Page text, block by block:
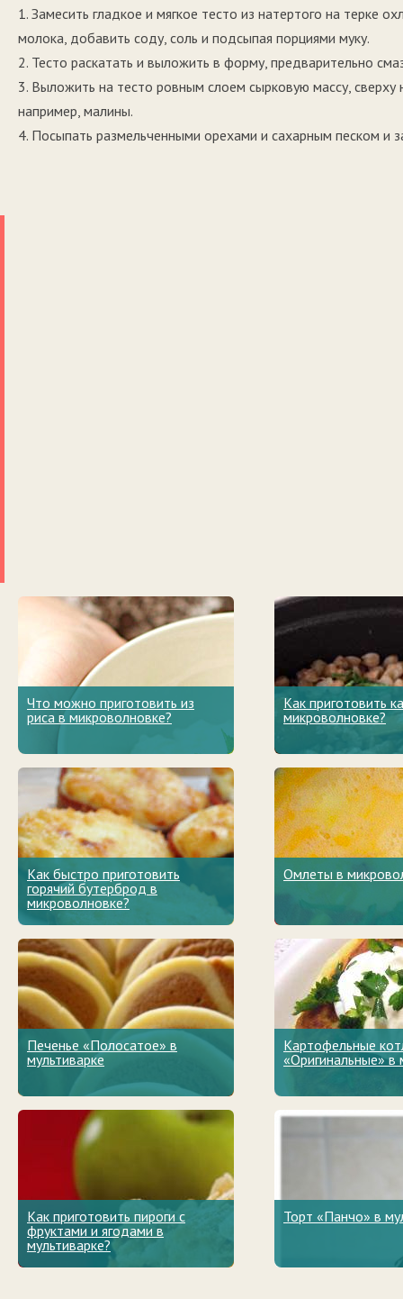
1. Замесить гладкое и мягкое тесто из натертого на терке
молока, добавить соду, соль и подсыпая порциями муку.
2. Тесто раскатать и выложить в форму, предварительно
3. Выложить на тесто ровным слоем сырковую массу,
например, малины.
4. Посыпать размельченными орехами и сахарным песком и
Что можно приготовить из
риса в микроволновке?
Как приготовить
микроволновке?
Как быстро приготовить
горячий бутерброд в
микроволновке?
Омлеты в
Печенье «Полосатое» в
мультиварке
Картофельные
«Оригинальные» в
Как приготовить пироги с
фруктами и ягодами в
мультиварке?
Торт «Панчо» в